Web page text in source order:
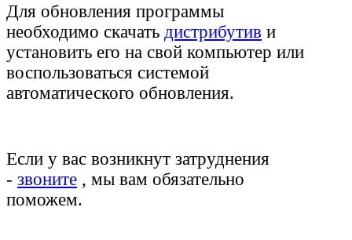
Для обновления программы
необходимо скачать дистрибутив и
установить его на свой компьютер или
воспользоваться системой
автоматического обновления.
Если у вас возникнут затруднения
- звоните , мы вам обязательно
поможем.